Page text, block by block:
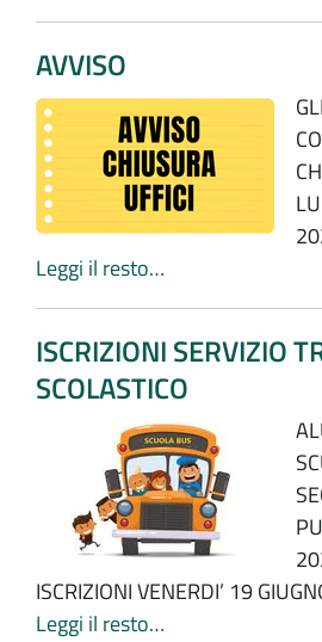
AVVISO
Leggi il resto…
ISCRIZIONI SERVIZIO
SCOLASTICO
ISCRIZIONI VENERDI’ 19
Leggi il resto…